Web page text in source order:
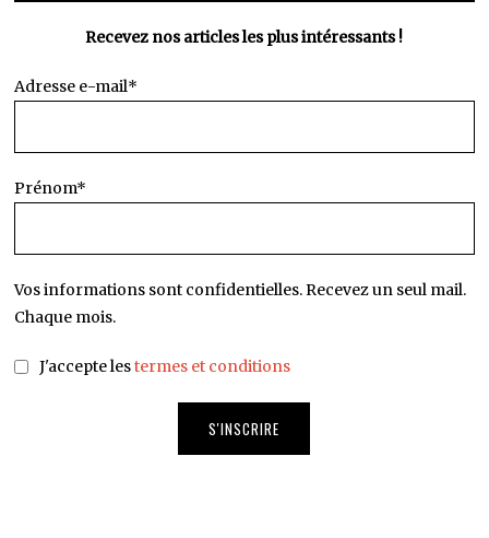
Recevez nos articles les plus intéressants !
Adresse e-mail*
Prénom*
Vos informations sont confidentielles. Recevez un seul mail.
Chaque mois.
J'accepte lestermes et conditions